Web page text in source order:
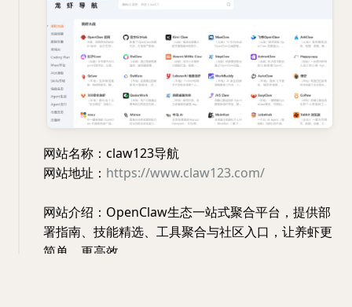
网站名称：claw123导航
网站地址： https://www.claw123.com/
网站介绍：OpenClaw生态一站式聚合平台，提供部
署指南、技能精选、工具聚合与社区入口，让养虾更
简单、更高效。